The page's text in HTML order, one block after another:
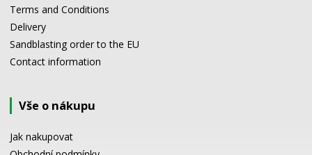
Terms and Conditions
Delivery
Sandblasting order to the EU
Contact information
Vše o nákupu
Jak nakupovat